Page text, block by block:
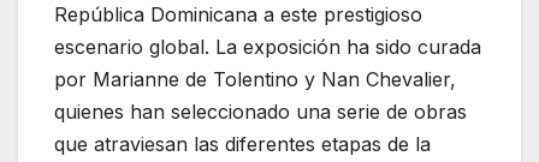
República Dominicana a este prestigioso
escenario global. La exposición ha sido curada
por Marianne de Tolentino y Nan Chevalier,
quienes han seleccionado una serie de obras
que atraviesan las diferentes etapas de la